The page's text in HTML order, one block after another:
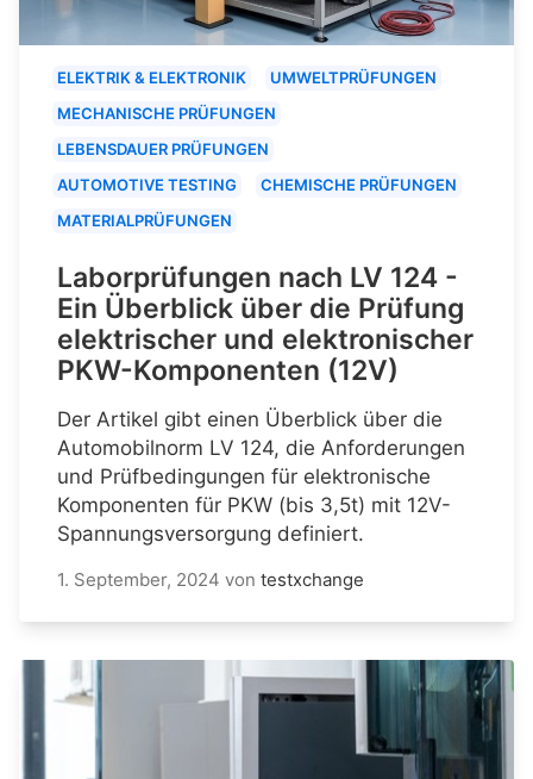
ELEKTRIK & ELEKTRONIK
UMWELTPRÜFUNGEN
MECHANISCHE PRÜFUNGEN
LEBENSDAUER PRÜFUNGEN
AUTOMOTIVE TESTING
CHEMISCHE PRÜFUNGEN
MATERIALPRÜFUNGEN
Laborprüfungen nach LV 124 -
Ein Überblick über die Prüfung
elektrischer und elektronischer
PKW-Komponenten (12V)
Der Artikel gibt einen Überblick über die
Automobilnorm LV 124, die Anforderungen
und Prüfbedingungen für elektronische
Komponenten für PKW (bis 3,5t) mit 12V-
Spannungsversorgung definiert.
1. September, 2024 von testxchange